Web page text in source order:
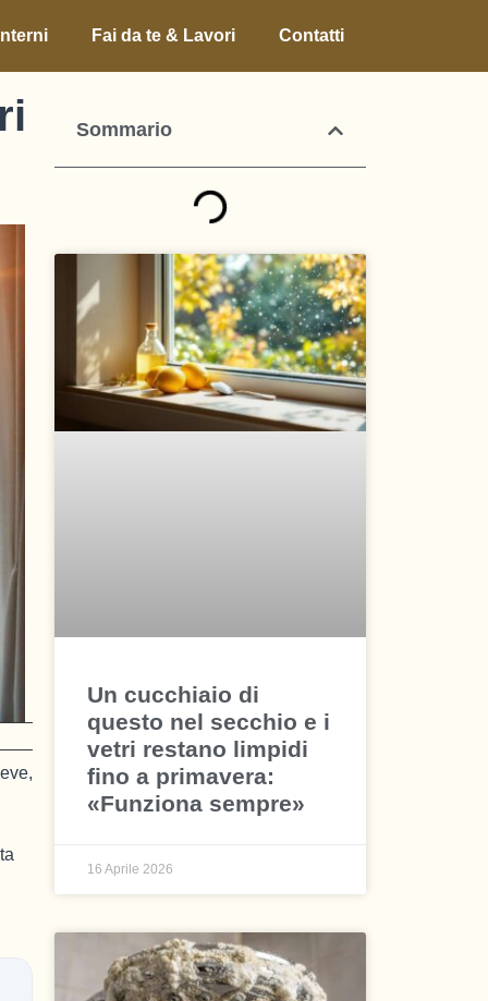
Fai da te & Lavori Contatti
Sommario
Un cucchiaio di
questo nel secchio e i
vetri restano limpidi
fino a primavera:
«Funziona sempre»
16 Aprile 2026